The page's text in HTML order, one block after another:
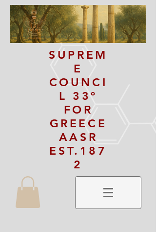
SUPREM
E
COUNCI
L 33º
FOR
GREECE
AASR
EST.187
2